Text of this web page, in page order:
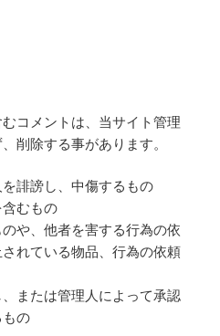
コメントは、当サイト管理
削除する事があります。
誹謗し、中傷するもの
含むもの
や、他者を害する行為の依
れている物品、行為の依頼
または管理人によって承認
の